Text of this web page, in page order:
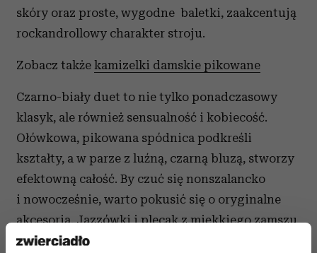
skóry oraz proste, wygodne baletki, zaakcentują
rockandrollowy charakter stroju.
Zobacz także kamizelki damskie pikowane
Czarno-biały duet to nie tylko ponadczasowy
klasyk, ale również sensualność i kobiecość.
Ołówkowa, pikowana spódnica podkreśli
kształty, a w parze z luźną, czarną bluzą, stworzy
efektowną całość. By czuć się nonszalancko
i nowocześnie, warto pokusić się o oryginalne
akcesoria. Jazzówki i plecak z miękkiego zamszu
będą prezentować się zjawiskowo, będąc